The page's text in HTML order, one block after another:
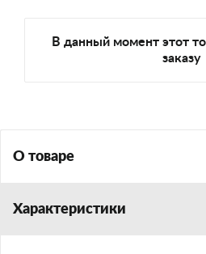
В данный момент этот
заказу
О товаре
Характеристики